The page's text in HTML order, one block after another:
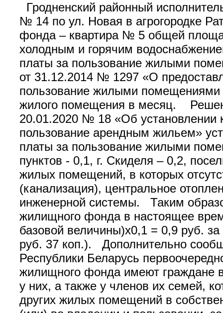
Гродненский районный
№ 14 по ул. Новая в агрогородке
фонда – квартира № 5 общей
холодным и горячим
платы за пользование жилыми
от 31.12.2014 № 1297 «О
пользование жилыми
жилого помещения в месяц.
20.01.2020 № 18 «Об установлении
пользование арендным жильем»
платы за пользование жилыми
пунктов - 0,1, г. Скиделя – 0,2,
жилых помещений, в которых
(канализация), центральное
инженерной системы. Таким
жилищного фонда в настоящее
базовой величины)х0,1 = 0,9 руб.
руб. 37 коп.). Дополнительно
Республики Беларусь
жилищного фонда имеют граждане
у них, а также у членов их семей,
других жилых помещений в